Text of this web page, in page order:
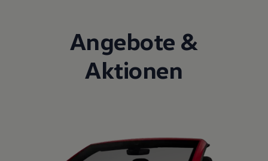
Angebote &
Aktionen